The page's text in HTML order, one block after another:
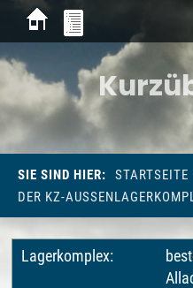
SIE SIND HIER: STARTSEITE
DER KZ-
Lagerkomplex: